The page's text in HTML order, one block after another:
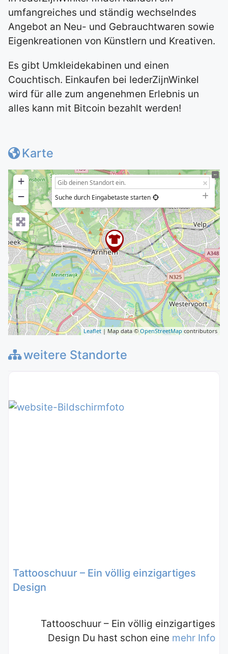
umfangreiches und ständig wechselndes
Angebot an Neu- und Gebrauchtwaren sowie
Eigenkreationen von Künstlern und Kreativen.
Es gibt Umkleidekabinen und einen
Couchtisch. Einkaufen bei IederZijnWinkel
wird für alle zum angenehmen Erlebnis un
alles kann mit Bitcoin bezahlt werden!
Karte
+
−
Suche durch Eingabetaste starten
Leaflet | Map data © OpenStreetMap contributors
weitere Standorte
Tattooschuur – Ein völlig einzigartiges
Design
Tattooschuur – Ein völlig einzigartiges
Design Du hast schon eine mehr Info